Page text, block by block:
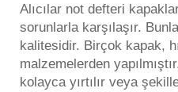
Alıcılar not defteri
sorunlarla karşılaşır.
kalitesidir. Birçok kapak,
malzemelerden
kolayca yırtılır veya